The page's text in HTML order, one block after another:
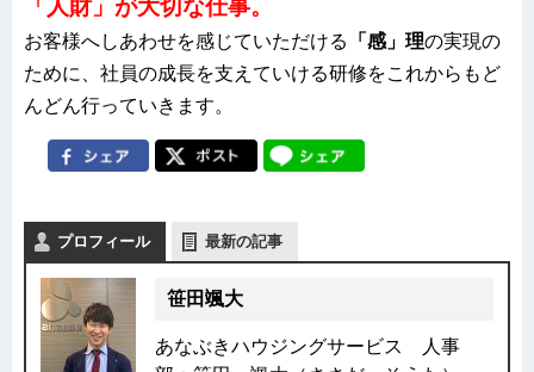
「人財」が大切な仕事。
お客様へしあわせを感じていただける 「感」理の実現の
ために、社員の成長を支えていける研修をこれからもど
んどん行っていきます。
プロフィール 最新の記事
笹田颯大
あなぶきハウジングサービス 人事